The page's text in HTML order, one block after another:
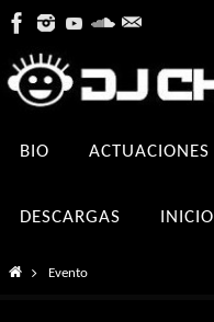
contenido
BIO ACTUACIONES
DESCARGAS INICIO
InicioEvento